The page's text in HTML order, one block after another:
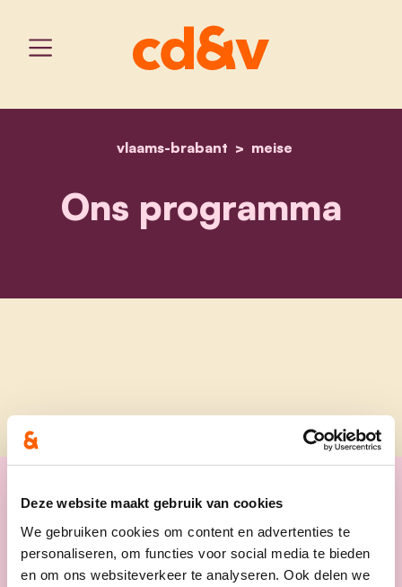
Deze website maakt gebruik van cookies
We gebruiken cookies om content en advertenties te
personaliseren, om functies voor social media te bieden
en om ons websiteverkeer te analyseren. Ook delen we
home
vlaams-brabant meise
ons programma
Ons programma